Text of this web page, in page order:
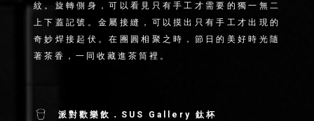
紋。旋轉側身，可以看見只有手工才需要的獨一無二
上下蓋記號。金屬接縫，可以摸出只有手工才出現的
奇妙焊接起伏。在團圓相聚之時，節日的美好時光隨
著茶香，一同收藏進茶筒裡。
派對歡樂飲．SUS Gallery 鈦杯